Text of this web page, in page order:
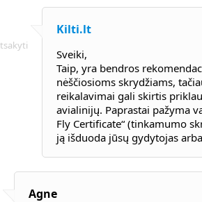
Kilti.lt
Sveiki,
Taip, yra bendros
nėščiosioms skrydžiams,
reikalavimai gali skirtis
avialinijų. Paprastai pažyma
Fly Certificate“ (tinkamumo
ją išduoda jūsų gydytojas
Agne